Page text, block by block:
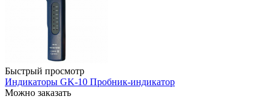
Быстрый просмотр
Индикаторы GK-10 Пробник-индикатор
Можно заказать